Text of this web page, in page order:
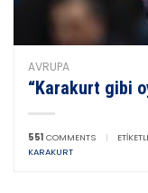
AVRUPA
“Karakurt gibi
551 COMMENTS |
KARAKURT